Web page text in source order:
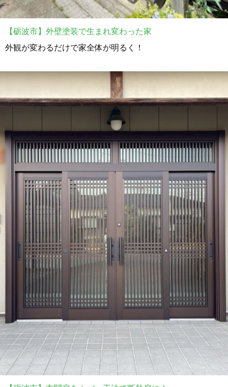
【砺波市】外壁塗装で生まれ変わった家
外観が変わるだけで家全体が明るく！